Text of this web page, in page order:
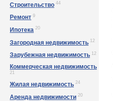
Строительство 44
Ремонт 9
Ипотека 20
Загородная недвижимость 12
Зарубежная недвижимость 12
Коммерческая недвижимость
21
Жилая недвижимость 24
Аренда недвижимости 20